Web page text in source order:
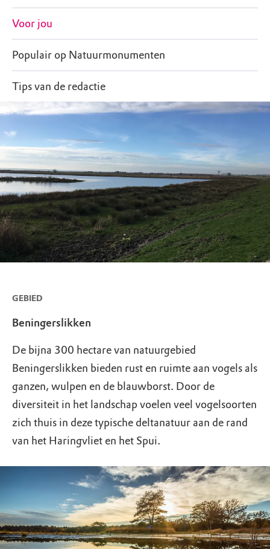
Voor jou
Populair op Natuurmonumenten
Tips van de redactie
GEBIED
Beningerslikken
De bijna 300 hectare van natuurgebied
Beningerslikken bieden rust en ruimte aan vogels als
ganzen, wulpen en de blauwborst. Door de
diversiteit in het landschap voelen veel vogelsoorten
zich thuis in deze typische deltanatuur aan de rand
van het Haringvliet en het Spui.